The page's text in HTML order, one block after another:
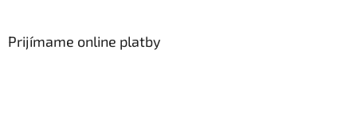
Prijímame online platby